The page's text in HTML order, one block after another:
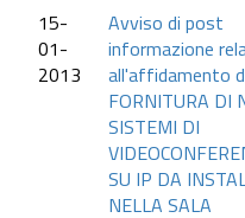
15-
01-
2013
Avviso di post
informazione
all'affidamento
FORNITURA DI
SISTEMI DI
SU IP DA
NELLA SALA